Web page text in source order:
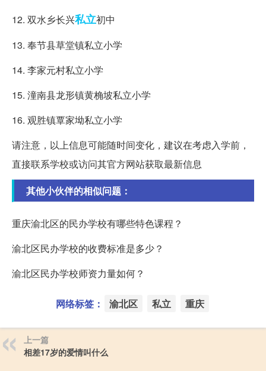
12. 双水乡长兴私立初中
13. 奉节县草堂镇私立小学
14. 李家元村私立小学
15. 潼南县龙形镇黄桷坡私立小学
16. 观胜镇覃家坳私立小学
请注意，以上信息可能随时间变化，建议在考虑入学前，
直接联系学校或访问其官方网站获取最新信息
其他小伙伴的相似问题：
重庆渝北区的民办学校有哪些特色课程？
渝北区民办学校的收费标准是多少？
渝北区民办学校师资力量如何？
网络标签： 渝北区 私立 重庆
上一篇
相差17岁的爱情叫什么